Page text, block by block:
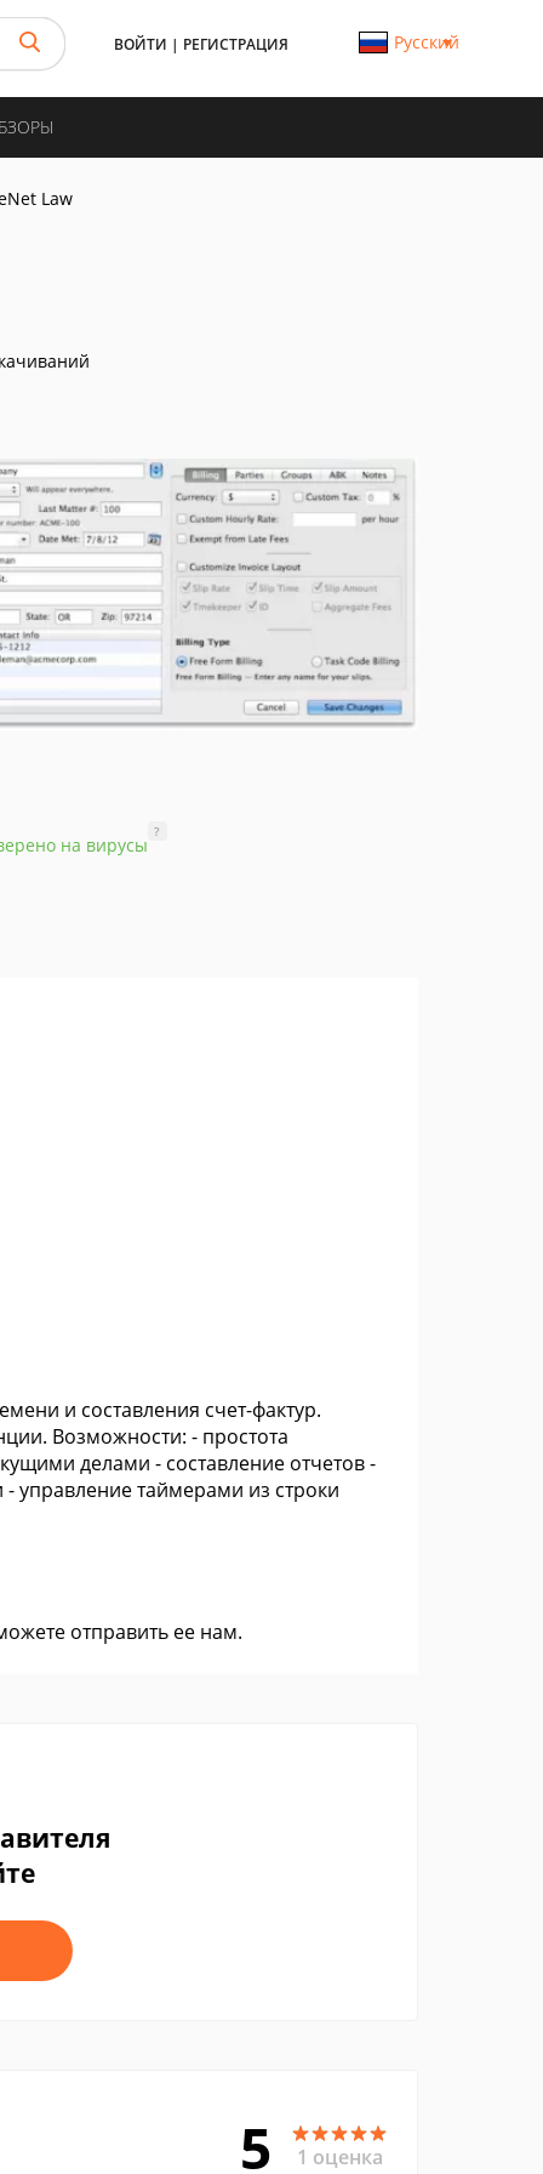
ВОЙТИ | РЕГИСТРАЦИЯ Русский
Law
на вирусы
?
и составления счет-фактур.
Возможности: - простота
делами - составление отчетов -
управление таймерами из строки
отправить ее нам.
5 1 оценка